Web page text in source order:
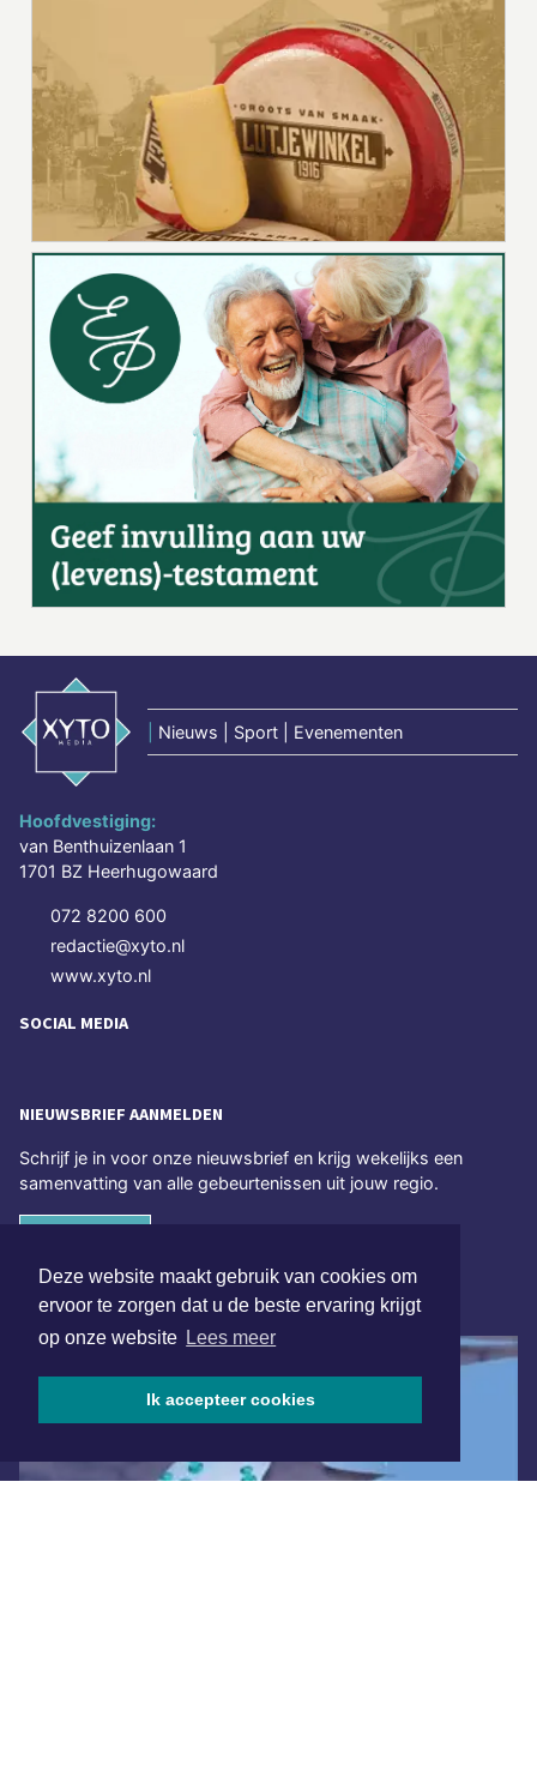
Deze website maakt gebruik van cookies om
ervoor te zorgen dat u de beste ervaring krijgt
op onze website Lees meer
Ik accepteer cookies
Nieuws | Sport | Evenementen
Hoofdvestiging:
van Benthuizenlaan 1
1701 BZ Heerhugowaard
072 8200 600
redactie@xyto.nl
www.xyto.nl
SOCIAL MEDIA
NIEUWSBRIEF AANMELDEN
Schrijf je in voor onze nieuwsbrief en krijg wekelijks een
samenvatting van alle gebeurtenissen uit jouw regio.
ONLINE DAGBLADEN